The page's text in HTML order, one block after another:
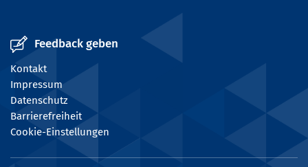
Feedback geben
Kontakt
Impressum
Datenschutz
Barrierefreiheit
Cookie-Einstellungen